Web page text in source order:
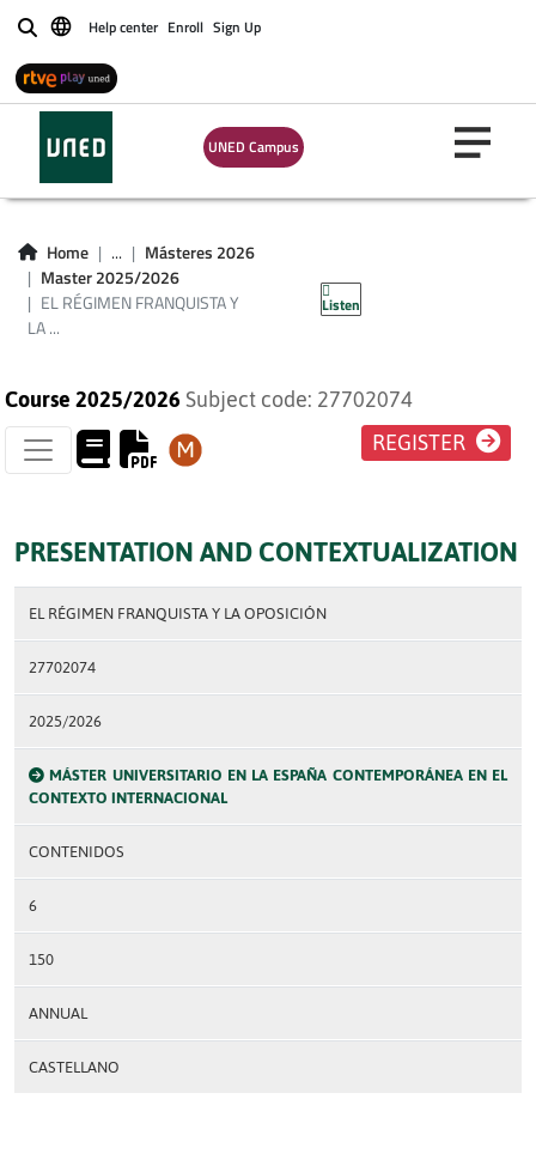
BuscarHelp center Enroll Sign Up
UNED Campus
Home ...
Másteres 2026
Master 2025/2026
EL RÉGIMEN FRANQUISTA Y
LA ...
Listen
EL RÉGIMEN
FRANQUISTA Y LA
OPOSICIÓN
Course 2025/2026 Subject code: 27702074
REGISTER
PRESENTATION AND CONTEXTUALIZATION
EL RÉGIMEN FRANQUISTA Y LA OPOSICIÓN
27702074
2025/2026
MÁSTER UNIVERSITARIO EN LA ESPAÑA CONTEMPORÁNEA EN EL
CONTEXTO INTERNACIONAL
CONTENIDOS
6
150
ANNUAL
CASTELLANO